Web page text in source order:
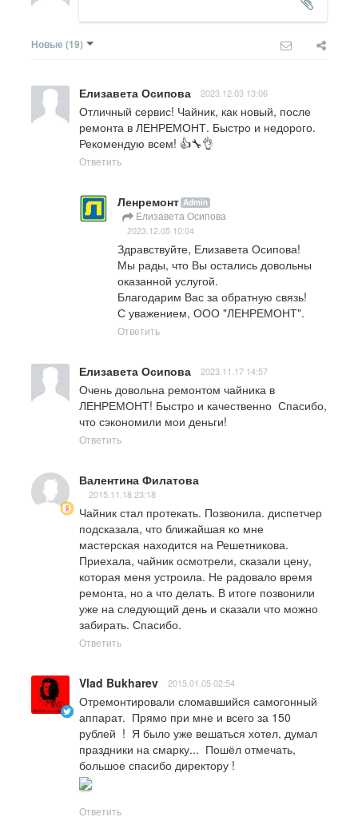
Новые (19)
Елизавета Осипова 2023.12.03 13:06
Отличный сервис! Чайник, как новый, после
ремонта в ЛЕНРЕМОНТ. Быстро и недорого.
Рекомендую всем! 👍🔧👌
Ответить
Ленремонт Admin
Елизавета Осипова
2023.12.05 10:04
Здравствуйте, Елизавета Осипова!
Мы рады, что Вы остались довольны
оказанной услугой.
Благодарим Вас за обратную связь!
С уважением, ООО "ЛЕНРЕМОНТ".
Ответить
Елизавета Осипова 2023.11.17 14:57
Очень довольна ремонтом чайника в
ЛЕНРЕМОНТ! Быстро и качественно  Спасибо,
что сэкономили мои деньги!
Ответить
Валентина Филатова
2015.11.18 23:18
Чайник стал протекать. Позвонила. диспетчер
подсказала, что ближайшая ко мне
мастерская находится на Решетникова.
Приехала, чайник осмотрели, сказали цену,
которая меня устроила. Не радовало время
ремонта, но а что делать. В итоге позвонили
уже на следующий день и сказали что можно
забирать. Спасибо.
Ответить
Vlad Bukharev 2015.01.05 02:54
Отремонтировали сломавшийся самогонный
аппарат.  Прямо при мне и всего за 150
рублей  !  Я было уже вешаться хотел, думал
праздники на смарку...  Пошёл отмечать,
большое спасибо директору !
Ответить